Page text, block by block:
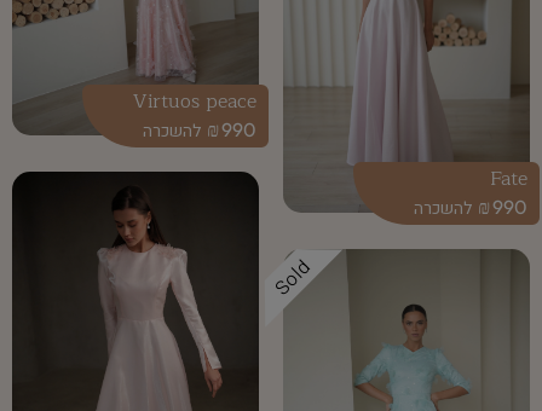
990
₪
Fate
990
₪
Virtuos peace
Sold